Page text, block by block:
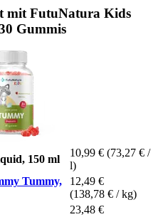
mit FutuNatura Kids
Gummis
150 ml
10,99 € (73,27 € /
l)
Tummy,
12,49 €
(138,78 € / kg)
23,48 €